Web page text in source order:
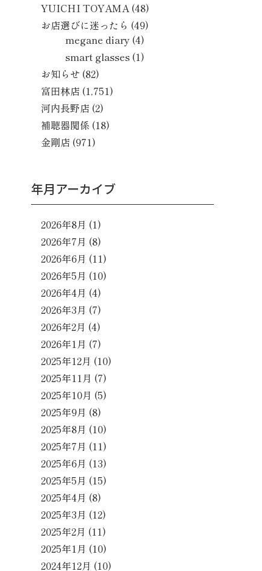
YUICHI TOYAMA(48)
お店選びに迷ったら (49)
megane diary (4)
smart glasses (1)
お知らせ (82)
富田林店 (1,751)
河内長野店 (2)
補聴器関係 (18)
金剛店 (971)
年月アーカイブ
2026年8月 (1)
2026年7月 (8)
2026年6月 (11)
2026年5月 (10)
2026年4月 (4)
2026年3月 (7)
2026年2月 (4)
2026年1月 (7)
2025年12月 (10)
2025年11月 (7)
2025年10月 (5)
2025年9月 (8)
2025年8月 (10)
2025年7月 (11)
2025年6月 (13)
2025年5月 (15)
2025年4月 (8)
2025年3月 (12)
2025年2月 (11)
2025年1月 (10)
2024年12月 (10)